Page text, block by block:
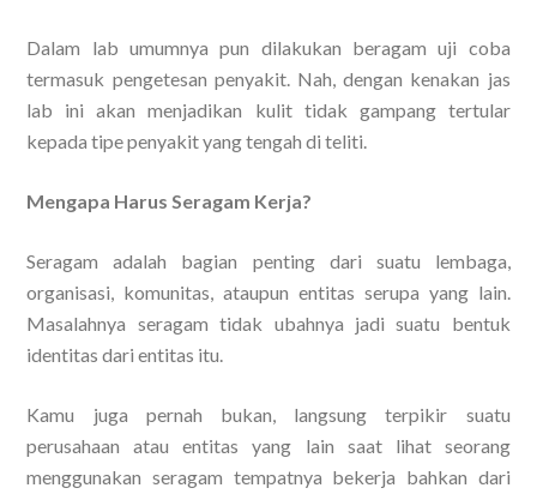
Dalam lab umumnya pun dilakukan beragam uji coba
termasuk pengetesan penyakit. Nah, dengan kenakan jas
lab ini akan menjadikan kulit tidak gampang tertular
kepada tipe penyakit yang tengah di teliti.
Mengapa Harus Seragam Kerja?
Seragam adalah bagian penting dari suatu lembaga,
organisasi, komunitas, ataupun entitas serupa yang lain.
Masalahnya seragam tidak ubahnya jadi suatu bentuk
identitas dari entitas itu.
Kamu juga pernah bukan, langsung terpikir suatu
perusahaan atau entitas yang lain saat lihat seorang
menggunakan seragam tempatnya bekerja bahkan dari